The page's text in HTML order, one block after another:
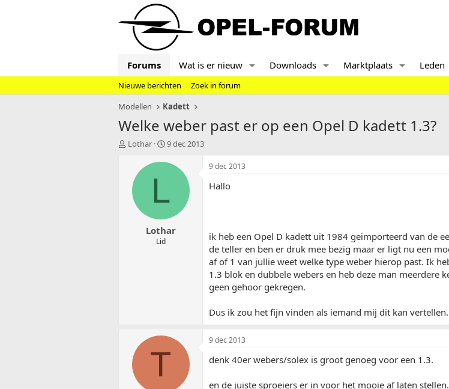
Forums Wat is er nieuw Downloads Marktplaats Leden
Nieuwe berichten
Zoek in forum
Modellen
Kadett
Welke weber past er op een Opel D kadett 1.3?
TLothar
S
a
d
t
u
9 dec 2013
L
Lothar
Lid
9 dec 2013
Hallo
ik heb een Opel D kadett uit 1984 geimporteerd van de
de teller en ben er druk mee bezig maar er ligt nu een
af of 1 van jullie weet welke type weber hierop past. Ik
1.3 blok en dubbele webers en heb deze man meerdere
geen gehoor gekregen.
Dus ik zou het fijn vinden als iemand mij dit kan vertellen.
T
9 dec 2013
denk 40er webers/solex is groot genoeg voor een 1.3.
en de juiste sproeiers er in voor het mooie af laten stellen.